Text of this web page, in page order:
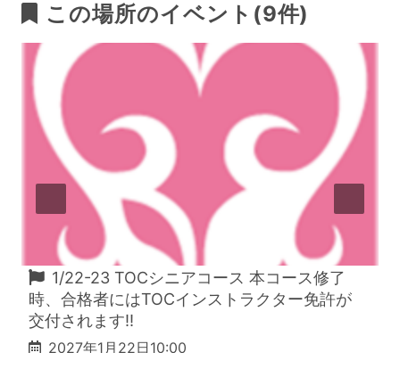
この場所のイベント(9件)
1/22-23 TOCシニアコース 本コース修了
時、合格者にはTOCインストラクター免許が
交付されます!!
2027年1月22日10:00